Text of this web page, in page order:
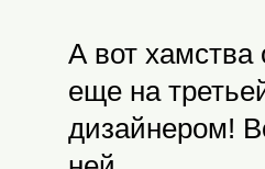
А вот
еще на
дизайнером!